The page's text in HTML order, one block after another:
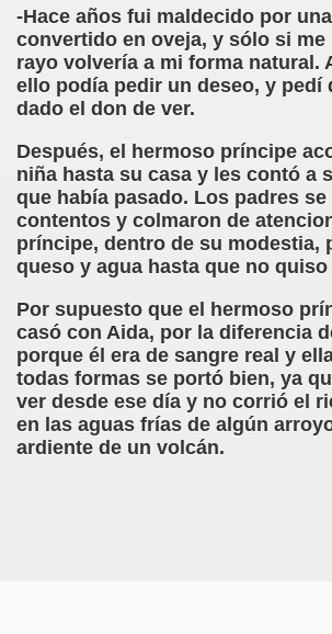
-Hace años fui maldecido por
convertido en oveja, y sólo si me
rayo volvería a mi forma natural.
ello podía pedir un deseo, y pedí
dado el don de ver.
Después, el hermoso príncipe
niña hasta su casa y les contó a
que había pasado. Los padres
contentos y colmaron de
príncipe, dentro de su modestia,
queso y agua hasta que no quiso
Por supuesto que el hermoso
casó con Aida, por la diferencia
porque él era de sangre real y
todas formas se portó bien, ya
ver desde ese día y no corrió el
en las aguas frías de algún
ardiente de un volcán.
(Puri Águila)
las Oposiciones (Elena Rodrigo)
de la Educación Especial
Mi Vida (Teresa Bornez Abascal)
Pérez)
Ayudar a Personas con
(Pedro Zurita)
sánchez Herrero)
Cuetos Suárez)